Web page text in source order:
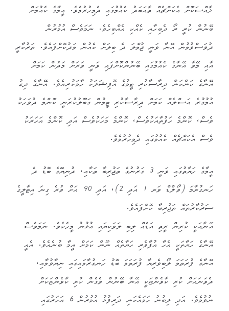
ޚާއްސަކޮށް އެކަށްޗެއް ތާއަބަދު ކެއުމުގައި ދެމިހުރުމެވެ. އީމާގެ ކެއުމަށް
ބޭނުން ކުރީ ރޯ ދެބިހާއި ކެއްކި އެއްބިހެވެ. ނަމަވެސް އުމުރުން
ދުވަސްވުމުން އޭނާ ވަނީ ޖުމްލަ ދެ ބިލަށް ކެއުން މަދުކޮށްފައެވެ. ތަރުކާރީ
އާއި މޭވާ އޭނާގެ ކެއުމުގައި ބޭނުންކޮށްފައި ވަނީ ވަރަށް މަދުން ކަމަށް
އޭނާގެ ކަންކަން ދިރާސާކުރި ޓީމުގެ އޮފިޝަލަކު ހާމަކުރިއެވެ. އޭނާގެ ދިގު
އުމުގުރެ އަސްލެއް ކަމަށް ދިރާސާކުރި ޓީމުން ގަބޫލުކުރަނީ ކޮންމެ ދުވަހަކު
ވެސް، ކޮންމެ ހަފުތާއަކުވެސް، ކޮންމެ މަހަކުވެސް އަދި ކޮންމެ އަހަރަކު
ވެސް އެކައްޗެއް ކެއުމުގައި ދެމިހުރުމެވެ.
އީމާގެ ހަޔާތުގައި ވަނީ 3 ގަރުނުގެ ތަޖުރިބާ ތަކާއި، ދުނިޔޭގެ ބޮޑު ދެ
ހަނގުރާމަ (ވޯލްޑް ވަރ 1 އަދި 2)، އަދި 90 އަށް ވުރެ ގިނަ އިޓާލީގެ
ސަރުކާރުތައް ތަޖުރިބާ ކޮށްފައެވެ.
އޭނާއަކީ ކުރިން ރީތި އަޑެއް ލިބި ލަވަކިޔައި އުޅުނު މީހެކެވެ. ނަމަވެސް
އޭނާގެ ހަޔާތަކީ އެހާ އުފާވެރި ހަޔާތެއް ނޫން ކަމަށް އީމާ ބުނެއެވެ. އެއީ
އޭނާގެ ފުރަތަމަ ލޯބިވެރިޔާ ފުރަތަމަ ބޮޑު ހަނގުރާމައިގައި ނިޔާވުމާއި،
ދެވަނައަށް ކުރި ކާވެންޏަކީ އޭނާ ބޭނުން ވެގެން ކުރި ކާވެންޏަކަށް
ނުވުމެވެ. އަދި ލިބުނު ހަމައެކަނި ދަރިފުޅު އުމުރުން 6 އަހަރުގައި